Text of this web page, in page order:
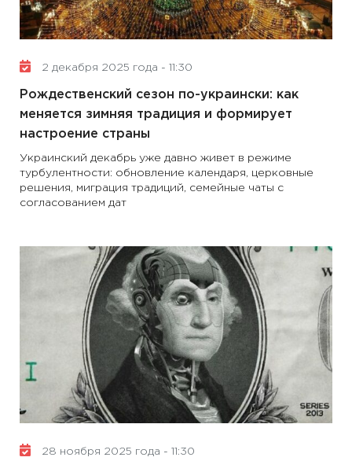
2 декабря 2025 года - 11:30
Рождественский сезон по-украински: как
меняется зимняя традиция и формирует
настроение страны
Украинский декабрь уже давно живет в режиме
турбулентности: обновление календаря, церковные
решения, миграция традиций, семейные чаты с
согласованием дат
28 ноября 2025 года - 11:30